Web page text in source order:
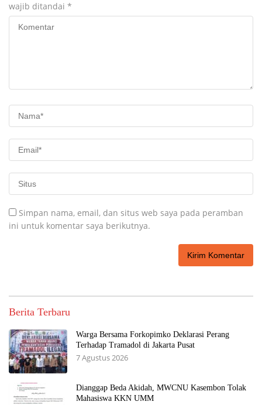
wajib ditandai *
Simpan nama, email, dan situs web saya pada peramban
ini untuk komentar saya berikutnya.
Berita Terbaru
Warga Bersama Forkopimko Deklarasi Perang
Terhadap Tramadol di Jakarta Pusat
7 Agustus 2026
Dianggap Beda Akidah, MWCNU Kasembon Tolak
Mahasiswa KKN UMM